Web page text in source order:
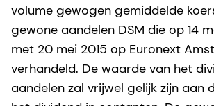
volume gewogen gemiddelde
gewone aandelen DSM die op 14
met 20 mei 2015 op Euronext
verhandeld. De waarde van het
aandelen zal vrijwel gelijk zijn aan